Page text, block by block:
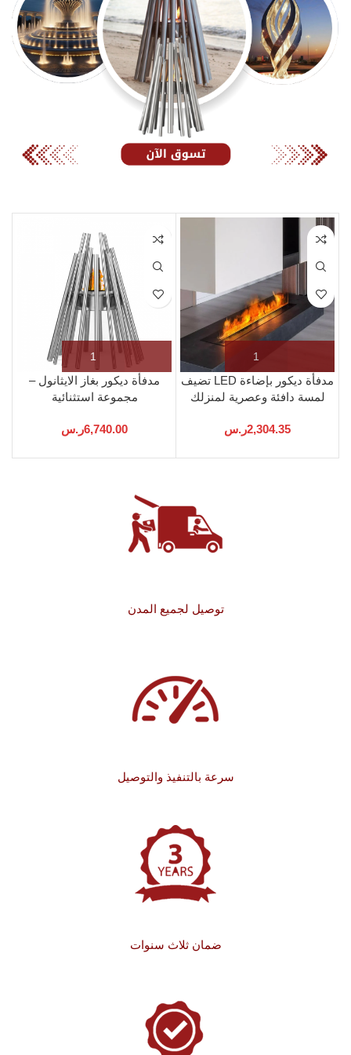
مدفأة ديكور بإضاءة LED تضيف
لمسة دافئة وعصرية لمنزلك
2,304.35ر.س
مدفأة ديكور بغاز الايثانول –
مجموعة استثنائية
6,740.00ر.س
توصيل لجميع المدن
سرعة بالتنفيذ والتوصيل
ضمان ثلاث سنوات